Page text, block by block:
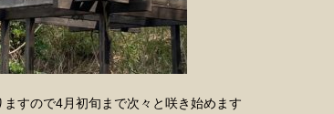
すので4月初旬まで次々と咲き始めます